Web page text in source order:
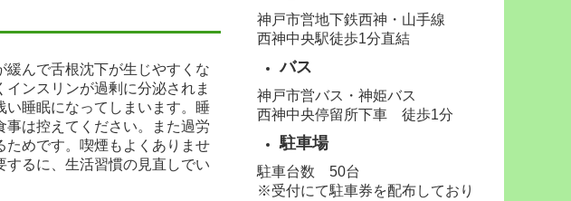
んで舌根沈下が生じやすくな
ンスリンが過剰に分泌されま
い睡眠になってしまいます。睡
は控えてください。また過労
ためです。喫煙もよくありませ
るに、生活習慣の見直しでい
神戸市営地下鉄西神・山手線
西神中央駅徒歩1分直結
バス
神戸市営バス・ 神姫バス
西神中央停留所下車 徒歩1分
駐車場
駐車台数 50台
※受付にて駐車券を配布しており